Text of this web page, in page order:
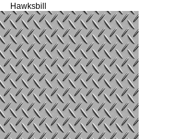
Hawksbill